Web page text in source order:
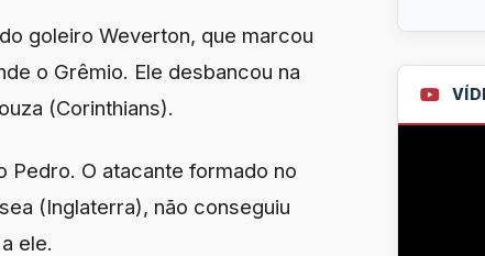
goleiro Weverton, que marcou
o Grêmio. Ele desbancou na
(Corinthians).
Pedro. O atacante formado no
(Inglaterra), não conseguiu
ele.